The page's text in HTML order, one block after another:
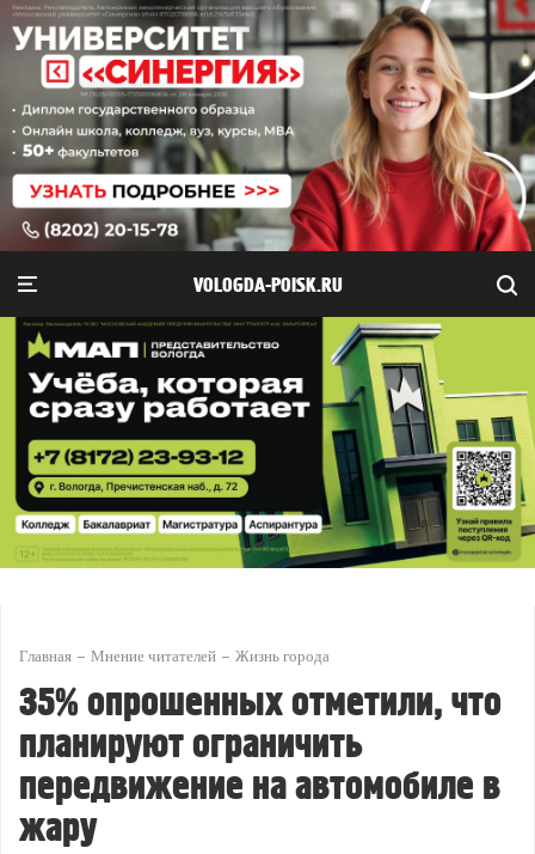
VOLOGDA-POISK.RU
Главная Мнение читателей Жизнь города
35% опрошенных отметили, что
планируют ограничить
передвижение на автомобиле в
жару